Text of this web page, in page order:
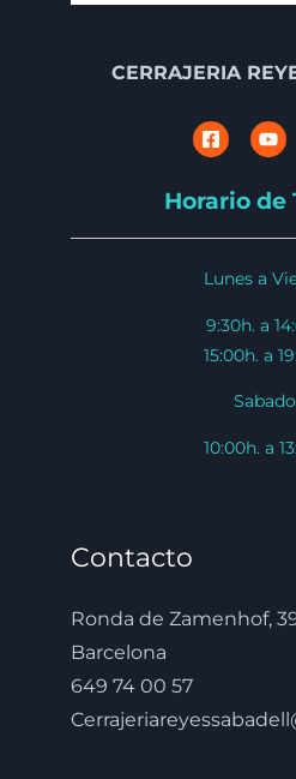
CERRAJERIA
Horario de
Lunes a
9:30h. a
15:00h. a
10:00h. a
Contacto
Ronda de Zamenhof,
Barcelona
649 74 00 57